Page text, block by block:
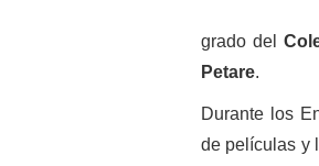
grado del
Petare.
Durante los
de películas y